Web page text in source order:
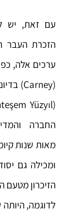
עם זאת, יש
הזכרת העבר
ערכים אלה,
(Carney) בדיונו בסדרה
(Muhteşem Yüzyıl).
החברה
מאות שנות
ומכילה גם
הזיכרון מטעם
לדוגמה,